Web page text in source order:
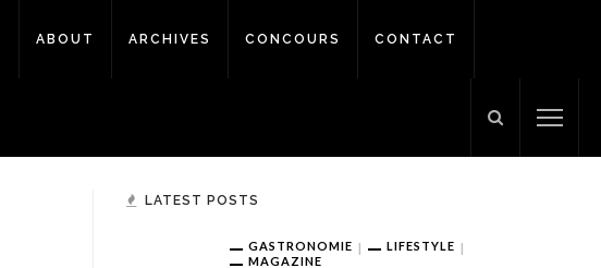
ABOUT ARCHIVES CONCOURS CONTACT
LATEST POSTS
GASTRONOMIE
LIFESTYLE
MAGAZINE